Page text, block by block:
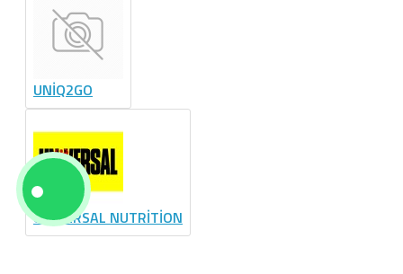
UNİQ2GO
UNİVERSAL NUTRİTİON